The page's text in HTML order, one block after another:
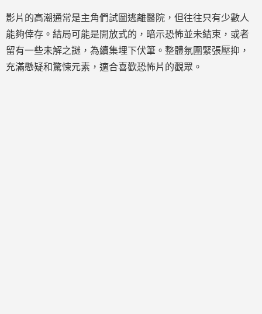
影片的高潮通常是主角們試圖逃離醫院，但往往只有少數人
能夠倖存。結局可能是開放式的，暗示恐怖並未結束，或者
留有一些未解之謎，為續集埋下伏筆。整體氛圍緊張壓抑，
充滿懸疑和驚悚元素，適合喜歡恐怖片的觀眾。